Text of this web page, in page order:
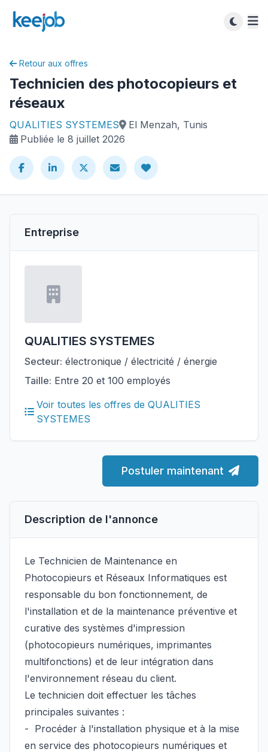
Retour aux offres
Technicien des photocopieurs et
réseaux
QUALITIES SYSTEMES
El Menzah, Tunis
Publiée le 8 juillet 2026
Entreprise
QUALITIES SYSTEMES
Secteur: électronique / électricité / énergie
Taille: Entre 20 et 100 employés
Voir toutes les offres de QUALITIES
SYSTEMES
Postuler maintenant
Description de l'annonce
Le Technicien de Maintenance en
Photocopieurs et Réseaux Informatiques est
responsable du bon fonctionnement, de
l'installation et de la maintenance préventive et
curative des systèmes d'impression
(photocopieurs numériques, imprimantes
multifonctions) et de leur intégration dans
l'environnement réseau du client.
Le technicien doit effectuer les tâches
principales suivantes :
- Procéder à l'installation physique et à la mise
en service des photocopieurs numériques et